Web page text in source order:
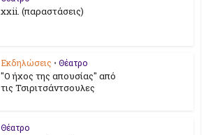
xxii. (παραστάσεις)
Εκδηλώσεις • Θέατρο
"Ο ήχος της απουσίας" από
τις Τσιριτσάντσουλες
Θέατρο